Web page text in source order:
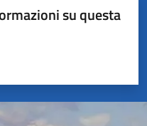
su questa
5